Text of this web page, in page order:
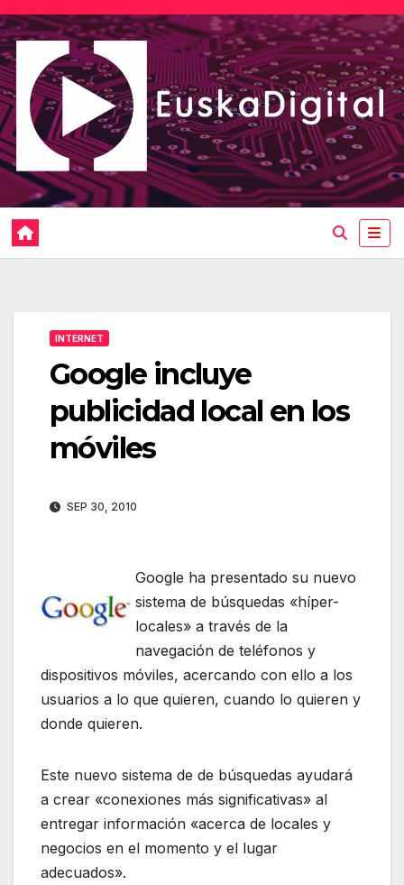
Saltar
al
contenido
INTERNET
Google incluye
publicidad local en los
móviles
SEP 30, 2010
Google ha presentado su nuevo
sistema de búsquedas «híper-
locales» a través de la
navegación de teléfonos y
dispositivos móviles, acercando con ello a los
usuarios a lo que quieren, cuando lo quieren y
donde quieren.
Este nuevo sistema de de búsquedas ayudará
a crear «conexiones más significativas» al
entregar información «acerca de locales y
negocios en el momento y el lugar
adecuados».